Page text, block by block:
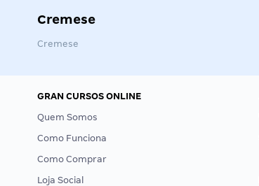
Cremese
Cremese
GRAN CURSOS ONLINE
Quem Somos
Como Funciona
Como Comprar
Loja Social